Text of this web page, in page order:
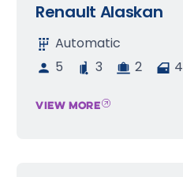
Renault Alaskan
Automatic
5
3 2 4
VIEW MORE